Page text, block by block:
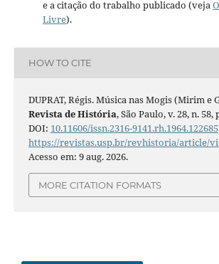
e a citação do trabalho publicado (veja
Livre).
HOW TO CITE
DUPRAT, Régis. Música nas Mogis (Mirim e
Revista de História, São Paulo, v. 28, n. 58,
DOI: 10.11606/issn.2316-9141.rh.1964.122685
https://revistas.usp.br/revhistoria/article/
Acesso em: 9 aug. 2026.
MORE CITATION FORMATS